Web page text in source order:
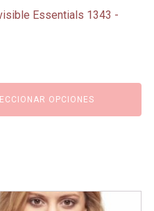
Essentials 1343 -
OPCIONES